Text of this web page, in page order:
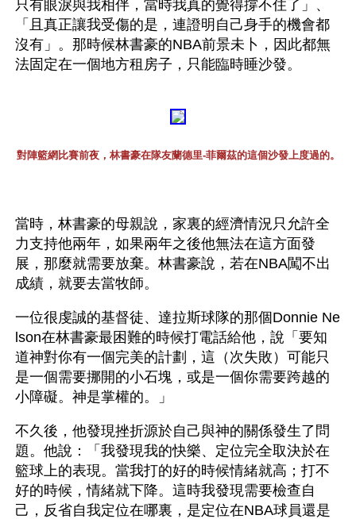
只有眼淚與我相伴，當時我真的覺得撐不住了」、
「且真正讓我受傷的是，連證明自己身手的機會都
沒有」。那時候林書豪的NBA前景未卜，因此都無
法固定在一個地方租房子，只能臨時睡沙發。
對陣籃網比賽前夜，林書豪在隊友蘭德里-菲爾茲的這個沙發上度過的。
當時，林書豪的母親說，家裏的經濟情況只允許全
力支持他兩年，如果兩年之後他無法在這方面發
展，那麼就需要放棄。林書豪說，若在NBA闖不出
成績，就要去當牧師。
一位很虔誠的基督徒、達拉斯球隊的那個Donnie Ne
lson在林書豪最困難的時候打電話給他，說「要知
道神對你有一個完美的計劃，這（次失敗）可能只
是一個需要挪開的小石塊，或是一個你需要跨越的
小障礙。神是掌權的。」
不久後，他發現挫折源於自己與神的關係發生了問
題。他說：「我發現我的快樂、定位完全取決於在
籃球上的表現。當我打的好的時候情緒就高；打不
好的時候，情緒就下降。這時我發現需要檢查自
己，反省自我定位在哪裏，是定位在NBA球員還是